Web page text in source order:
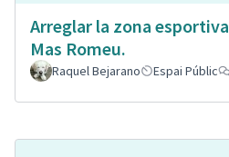
Arreglar la zona
Mas Romeu.
Raquel Bejarano Espai Públic